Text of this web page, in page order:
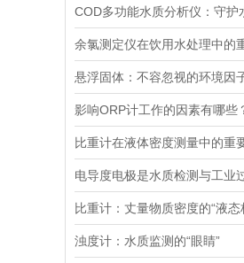
悬浮固体：不容忽视的环境因
影响ORP计工作的因素有哪些
比重计在液体密度测量中的重
比重计：丈量物质密度的“液态
浊度计：水质监测的“眼睛”